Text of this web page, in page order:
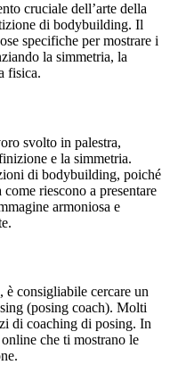
cruciale dell’arte della
di bodybuilding. Il
specifiche per mostrare i
la simmetria, la
fisica.
svolto in palestra,
e la simmetria.
di bodybuilding, poiché
riescono a presentare
armoniosa e
consigliabile cercare un
(posing coach). Molti
di coaching di posing. In
che ti mostrano le